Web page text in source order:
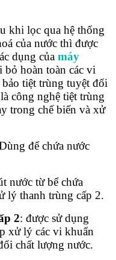
khi lọc qua hệ thống
của nước thì được
dụng của máy
bỏ hoàn toàn các vi
tiệt trùng tuyệt đối
công nghệ tiệt trùng
trong chế biến và xử
để chứa nước
nước từ bể chứa
lý thanh trùng cấp 2.
2: được sử dụng
xử lý các vi khuẩn
chất lượng nước.